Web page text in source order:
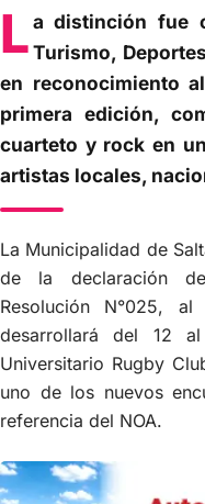
La distinción fue
Turismo,
en reconocimiento
primera edición,
cuarteto y rock en
artistas locales,
La Municipalidad de
de la declaración
Resolución N°025,
desarrollará del 12
Universitario Rugby
uno de los nuevos
referencia del NOA.